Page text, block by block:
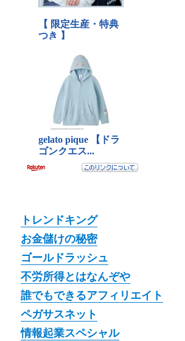
トレンドキング
お金儲けの秘密
ゴールドラッシュ
不労所得とはなんぞや
誰でもできるアフィリエイト
ペガサスネット
情報起業スペシャル